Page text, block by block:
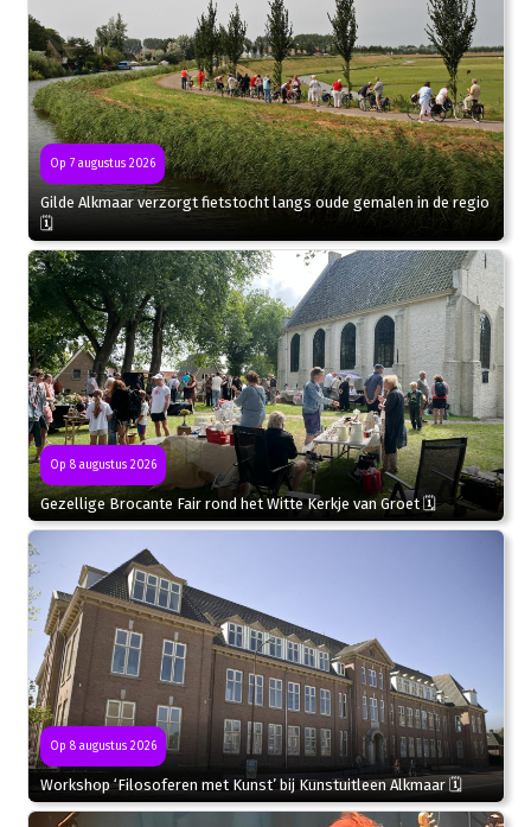
Op 7 augustus 2026
Gilde Alkmaar verzorgt fietstocht langs oude gemalen in de regio
🗓
Op 8 augustus 2026
Gezellige Brocante Fair rond het Witte Kerkje van Groet 🗓
Op 8 augustus 2026
Workshop ‘Filosoferen met Kunst’ bij Kunstuitleen Alkmaar 🗓